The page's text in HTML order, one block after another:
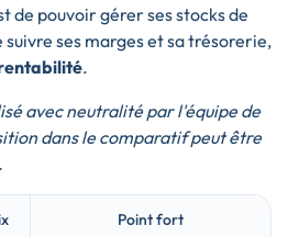
de pouvoir gérer ses stocks de
ses marges et sa trésorerie,
.
avec neutralité par l'équipe de
dans le comparatif peut être
Point fort